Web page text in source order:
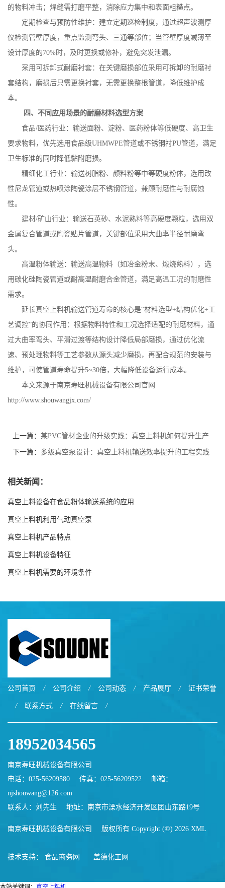
的物料冲击；焊缝需打磨平整，消除应力集中和表面粗糙点。
定期检查与预防性维护：建立定期巡检制度，通过超声波测厚
仪检测管壁厚度，重点监测弯头、三通等部位；当管壁厚度减薄至
设计厚度的70%时，及时更换或修补，避免突发泄漏。
采用可拆卸式耐磨衬套：在关键磨损部位采用可拆卸的耐磨衬
套结构，磨损后只需更换衬套，无需更换整根管道，降低维护成
本。
四、不同应用场景的耐磨材料选型方案
食品/ 医药行业：输送面粉、淀粉、医药粉体等低硬度、高卫生
要求物料，优先选用食品级UHMWPE管道或不锈钢衬PU管道，满足
卫生标准的同时降低黏附磨损。
精细化工行业：输送树脂粉、颜料粉等中等硬度粉体，选用改
性尼龙管道或热喷涂陶瓷涂层不锈钢管道，兼顾耐磨性与耐腐蚀
性。
建材/矿山行业：输送石英砂、水泥熟料等高硬度颗粒，选用双
金属复合管道或陶瓷贴片管道，关键部位采用大曲率半径耐磨弯
头。
高温粉体输送：输送高温物料（如冶金粉末、煅烧熟料），选
用碳化硅陶瓷管道或耐高温耐磨合金管道，满足高温工况的耐磨性
需求。
延长真空上料机输送管道寿命的核心是“材料选型+结构优化+工
艺调控”的协同作用：根据物料特性和工况选择适配的耐磨材料，通
过大曲率弯头、平滑过渡等结构设计降低局部磨损，通过优化流
速、预处理物料等工艺参数从源头减少磨损，再配合规范的安装与
维护，可使管道寿命提升5~30倍，大幅降低设备运行成本。
本文来源于南京寿旺机械设备有限公司官网
http://www.shouwangjx.com/
上一篇： 某PVC管材企业的升级实践：真空上料机如何提升生产
效率30%？
下一篇： 多级真空泵设计：真空上料机输送效率提升的工程实践
相关新闻：
真空上料设备在食品粉体输送系统的应用
真空上料机利用气动真空泵
真空上料机产品特点
真空上料机设备特征
真空上料机需要的环境条件
公司首页 / 公司介绍 / 公司动态 / 产品展厅 / 证书荣誉
/ 联系方式 / 在线留言 /
18952034565
南京寿旺机械设备有限公司
电话：025-56209580
传真：025-56209522
邮箱：
njshouwang@126.com
联系人：刘先生
地址：南京市溧水经济开发区团山东路19号
南京寿旺机械设备有限公司 版权所有 Copyright (©) 2026 XML
技术支持： 食品商务网 盖德化工网